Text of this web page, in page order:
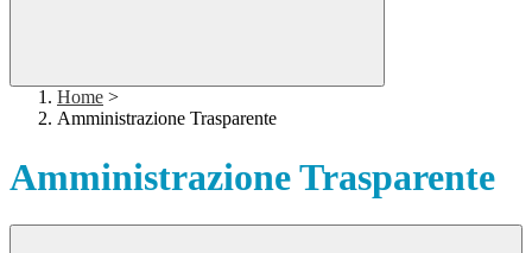
Home >
Amministrazione Trasparente
Amministrazione Trasparente